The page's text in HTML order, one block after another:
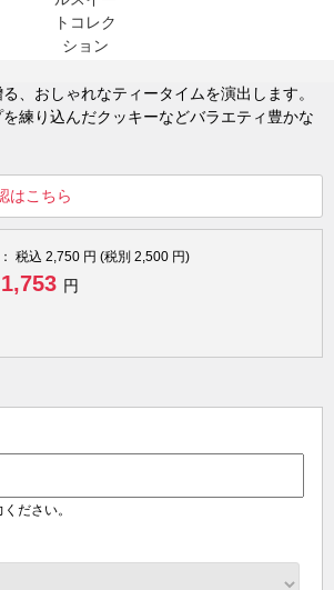
、おしゃれなティータイムを演出します。
練り込んだクッキーなどバラエティ豊かな
はこちら
税込 2,750 円 (税別 2,500 円)
1,753 円
ださい。